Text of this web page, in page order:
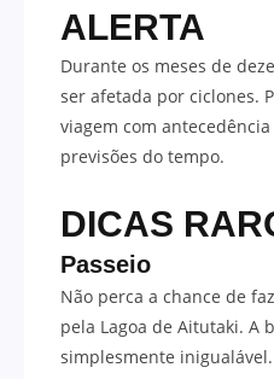
ALERTA
Durante os meses de
ser afetada por ciclones.
viagem com
previsões do tempo.
DICAS
Passeio
Não perca a chance de
pela Lagoa de Aitutaki. A
simplesmente inigualável.